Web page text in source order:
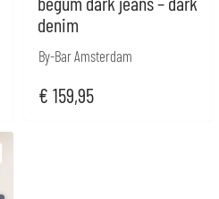
denim
By-Bar Amsterdam
€ 159,95